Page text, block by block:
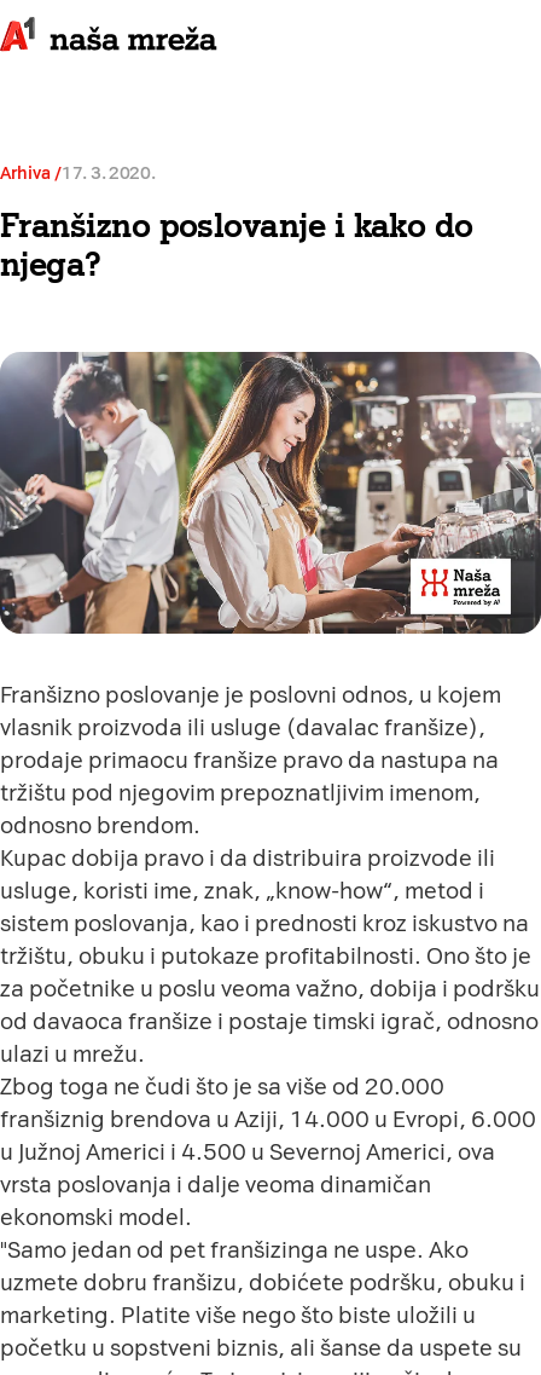
Arhiva 17. 3. 2020.
Franšizno poslovanje i kako do
njega?
Franšizno poslovanje je poslovni odnos, u kojem
vlasnik proizvoda ili usluge (davalac franšize),
prodaje primaocu franšize pravo da nastupa na
tržištu pod njegovim prepoznatljivim imenom,
odnosno brendom.
Kupac dobija pravo i da distribuira proizvode ili
usluge, koristi ime, znak, „know-how“, metod i
sistem poslovanja, kao i prednosti kroz iskustvo na
tržištu, obuku i putokaze profitabilnosti. Ono što je
za početnike u poslu veoma važno, dobija i podršku
od davaoca franšize i postaje timski igrač, odnosno
ulazi u mrežu.
Zbog toga ne čudi što je sa više od 20.000
franšiznig brendova u Aziji, 14.000 u Evropi, 6.000
u Južnoj Americi i 4.500 u Severnoj Americi, ova
vrsta poslovanja i dalјe veoma dinamičan
ekonomski model.
"Samo jedan od pet franšizinga ne uspe. Ako
uzmete dobru franšizu, dobićete podršku, obuku i
marketing. Platite više nego što biste uložili u
početku u sopstveni biznis, ali šanse da uspete su